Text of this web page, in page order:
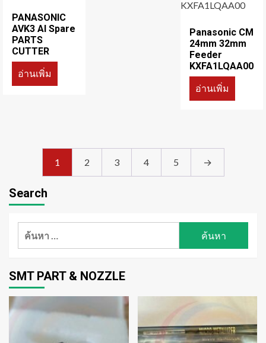
PANASONIC
AVK3 AI Spare
PARTS
CUTTER
อ่านเพิ่ม
Panasonic CM
24mm 32mm
Feeder
KXFA1LQAA00
อ่านเพิ่ม
1 2 3 4 5 →
Search
ค้นหา
SMT PART & NOZZLE